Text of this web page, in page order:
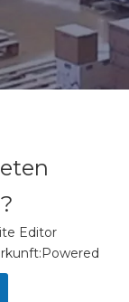
Editor
Powered